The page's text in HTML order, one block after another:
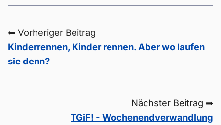
⬅ Vorheriger Beitrag
Kinderrennen, Kinder rennen. Aber wo laufen
sie denn?
Nächster Beitrag ➡
TGiF! - Wochenendverwandlung